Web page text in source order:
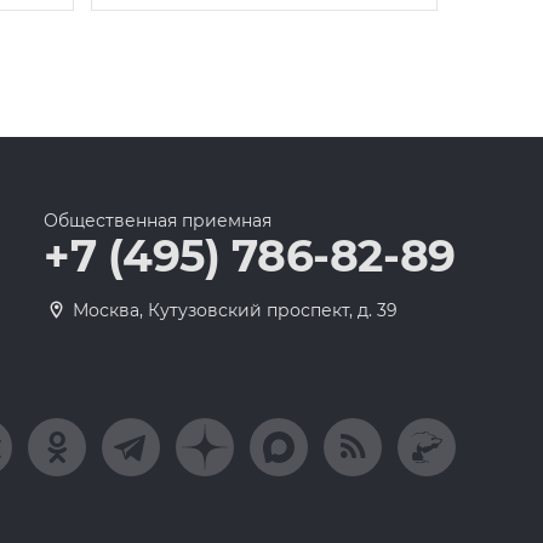
Общественная приемная
+7 (495) 786-82-89
Москва, Кутузовский проспект, д. 39